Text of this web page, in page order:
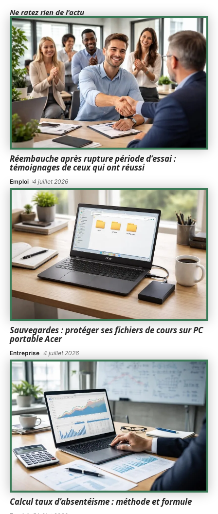
Ne ratez rien de l'actu
Réembauche après rupture période d’essai :
témoignages de ceux qui ont réussi
Emploi 4 juillet 2026
Sauvegardes : protéger ses fichiers de cours sur PC
portable Acer
Entreprise 4 juillet 2026
Calcul taux d’absentéisme : méthode et formule